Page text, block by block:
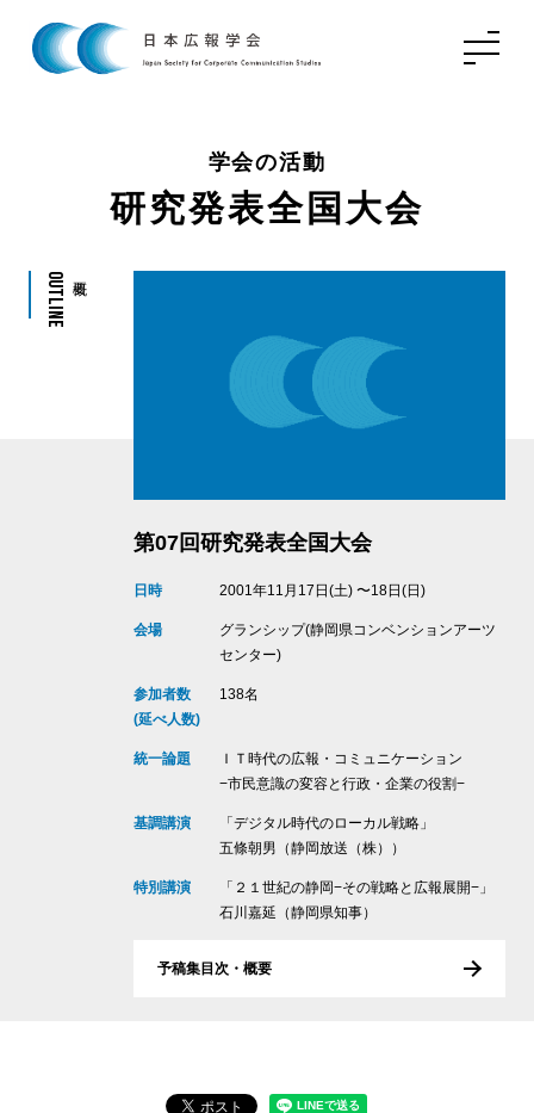
学会の活動
研究発表全国大会
Outline
第07回研究発表全国大会
日時 2001年11月17日(土) 〜18日(日)
会場
グランシップ(静岡県コンベンションアーツ
センター)
参加者数
(延べ人数)
138名
統一論題
ＩＴ時代の広報・コミュニケーション
−市民意識の変容と行政・企業の役割−
基調講演
「デジタル時代のローカル戦略」
五條朝男（静岡放送（株））
特別講演
「２１世紀の静岡−その戦略と広報展開−」
石川嘉延（静岡県知事）
予稿集目次・概要